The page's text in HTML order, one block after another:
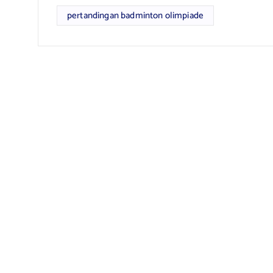
pertandingan badminton olimpiade